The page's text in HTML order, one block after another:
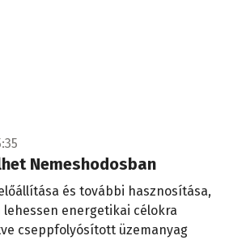
Nemeshodosban
és további hasznosítása,
energetikai célokra
cseppfolyósított üzemanyag